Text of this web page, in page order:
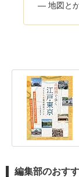
— 地図と
編集部のおす